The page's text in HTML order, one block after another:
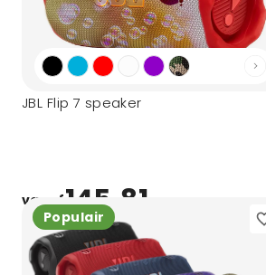
JBL Flip 7 speaker
vanaf145,81
Populair